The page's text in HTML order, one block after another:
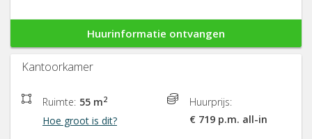
Huurinformatie ontvangen
Kantoorkamer
Ruimte: 55 m2
Hoe groot is dit?
Huurprijs:
€ 719 p.m. all-in